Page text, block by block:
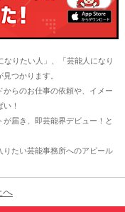
りたい人」、「芸能人になり
つかります。
らのお仕事の依頼や、イメー
！
届き、即芸能界デビュー！と
たい芸能事務所へのアピール
へ